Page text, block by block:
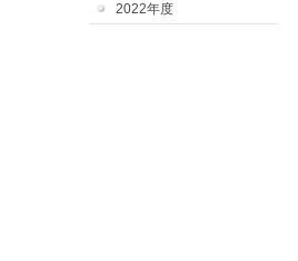
2022年度